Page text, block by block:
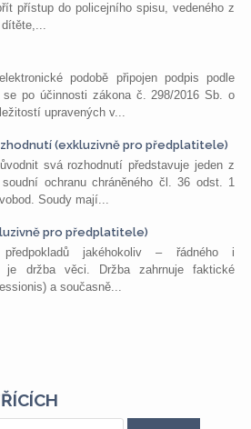
přístup do policejního spisu, vedeného z
dítěte,...
podobě připojen podpis podle
po účinnosti zákona č. 298/2016 Sb. o
upravených v...
(exkluzivně pro předplatitele)
svá rozhodnutí představuje jeden z
ochranu chráněného čl. 36 odst. 1
Soudy mají...
pro předplatitele)
jakéhokoliv – řádného i
je držba věci. Držba zahrnuje faktické
a současně...